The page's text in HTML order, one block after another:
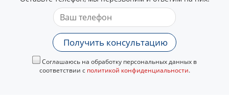
Получить консультацию
Соглашаюсь на обработку персональных данных в
соответствии с политикой конфиденциальности.